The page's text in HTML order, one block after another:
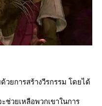
วยการสร้างวีรกรรม โดยได้
ช่วยเหลือพวกเขาในการ